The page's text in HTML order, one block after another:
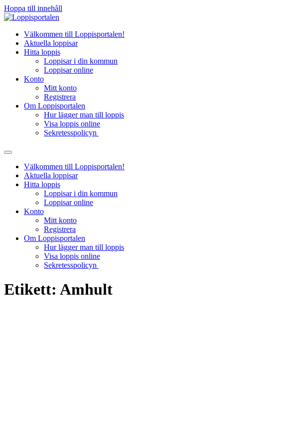
Hoppa till innehåll
Välkommen till Loppisportalen!
Aktuella loppisar
Hitta loppis
Loppisar i din kommun
Loppisar online
Konto
Mitt konto
Registrera
Om Loppisportalen
Hur lägger man till loppis
Visa loppis online
Sekretesspolicyn
Välkommen till Loppisportalen!
Aktuella loppisar
Hitta loppis
Loppisar i din kommun
Loppisar online
Konto
Mitt konto
Registrera
Om Loppisportalen
Hur lägger man till loppis
Visa loppis online
Sekretesspolicyn
Etikett: Amhult